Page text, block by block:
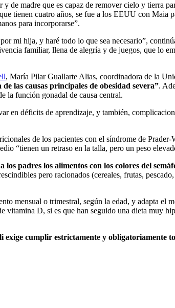
de madre que es capaz de remover cielo y tierra
tienen cuatro años, se fue a los EEUU con
para incorporarse”.
mi hija, y haré todo lo que sea necesario”,
familiar, llena de alegría y de juegos, que lo
, María Pilar Guallarte Alias, coordinadora de la
las causas principales de obesidad severa”.
la función gonadal de causa central.
en déficits de aprendizaje, y también,
de los pacientes con el síndrome de
“tienen un retraso en la talla, pero un peso
los padres los alimentos con los colores del
pero racionados (cereales, frutas,
mensual o trimestral, según la edad, y adapta el
vitamina D, si es que han seguido una dieta muy
exige cumplir estrictamente y obligatoriamente